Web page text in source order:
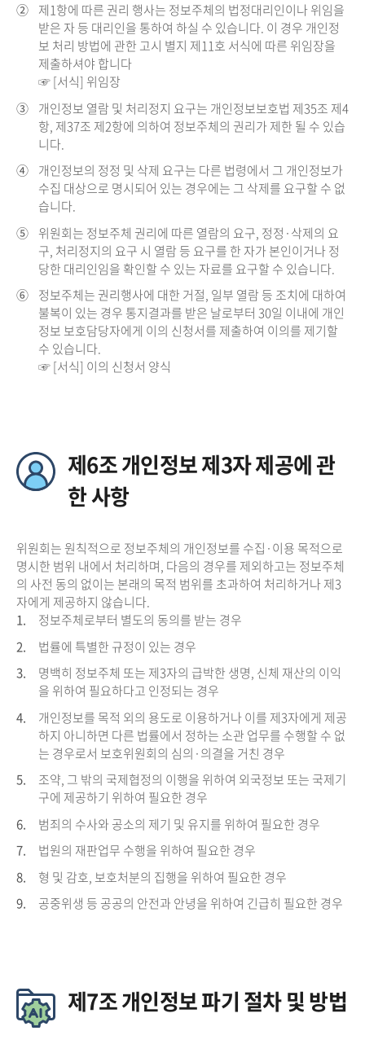
② 제1항에 따른 권리 행사는 정보주체의 법정대리인이나 위임을
받은 자 등 대리인을 통하여 하실 수 있습니다. 이 경우 개인정
보 처리 방법에 관한 고시 별지 제11호 서식에 따른 위임장을
제출하셔야 합니다
☞ [서식] 위임장
③ 개인정보 열람 및 처리정지 요구는 개인정보보호법 제35조 제4
항, 제37조 제2항에 의하여 정보주체의 권리가 제한 될 수 있습
니다.
④ 개인정보의 정정 및 삭제 요구는 다른 법령에서 그 개인정보가
수집 대상으로 명시되어 있는 경우에는 그 삭제를 요구할 수 없
습니다.
⑤ 위원회는 정보주체 권리에 따른 열람의 요구, 정정·삭제의 요
구, 처리정지의 요구 시 열람 등 요구를 한 자가 본인이거나 정
당한 대리인임을 확인할 수 있는 자료를 요구할 수 있습니다.
⑥ 정보주체는 권리행사에 대한 거절, 일부 열람 등 조치에 대하여
불복이 있는 경우 통지결과를 받은 날로부터 30일 이내에 개인
정보 보호담당자에게 이의 신청서를 제출하여 이의를 제기할
수 있습니다.
☞ [서식] 이의 신청서 양식
제6조 개인정보 제3자 제공에 관
한 사항
위원회는 원칙적으로 정보주체의 개인정보를 수집·이용 목적으로
명시한 범위 내에서 처리하며, 다음의 경우를 제외하고는 정보주체
의 사전 동의 없이는 본래의 목적 범위를 초과하여 처리하거나 제3
자에게 제공하지 않습니다.
1.
정보주체로부터 별도의 동의를 받는 경우
2.
법률에 특별한 규정이 있는 경우
3.
명백히 정보주체 또는 제3자의 급박한 생명, 신체 재산의 이익
을 위하여 필요하다고 인정되는 경우
4.
개인정보를 목적 외의 용도로 이용하거나 이를 제3자에게 제공
하지 아니하면 다른 법률에서 정하는 소관 업무를 수행할 수 없
는 경우로서 보호위원회의 심의·의결을 거친 경우
5.
조약, 그 밖의 국제협정의 이행을 위하여 외국정보 또는 국제기
구에 제공하기 위하여 필요한 경우
6.
범죄의 수사와 공소의 제기 및 유지를 위하여 필요한 경우
7.
법원의 재판업무 수행을 위하여 필요한 경우
8.
형 및 감호, 보호처분의 집행을 위하여 필요한 경우
9.
공중위생 등 공공의 안전과 안녕을 위하여 긴급히 필요한 경우
제7조 개인정보 파기 절차 및 방법